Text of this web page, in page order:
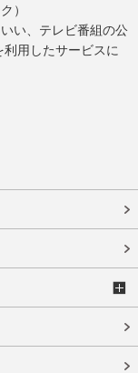
）
い、テレビ番組の公
利用したサービスに